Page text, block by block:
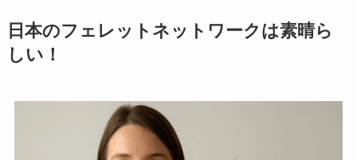
日本のフェレットネットワークは素晴ら
しい！